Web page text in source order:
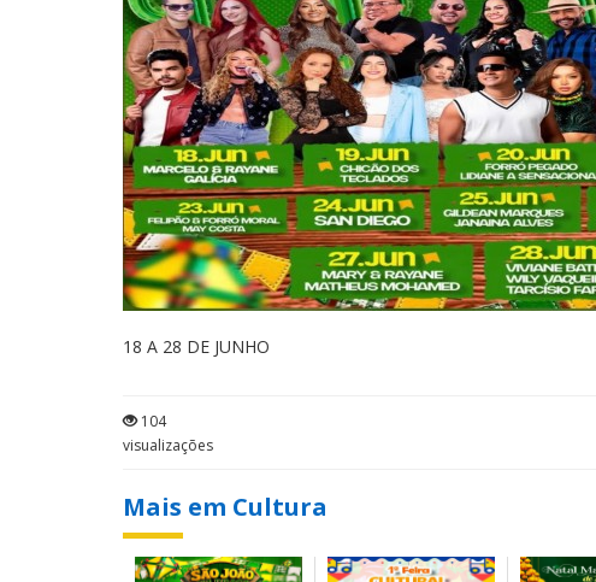
18 A 28 DE JUNHO
104
visualizações
Mais em Cultura